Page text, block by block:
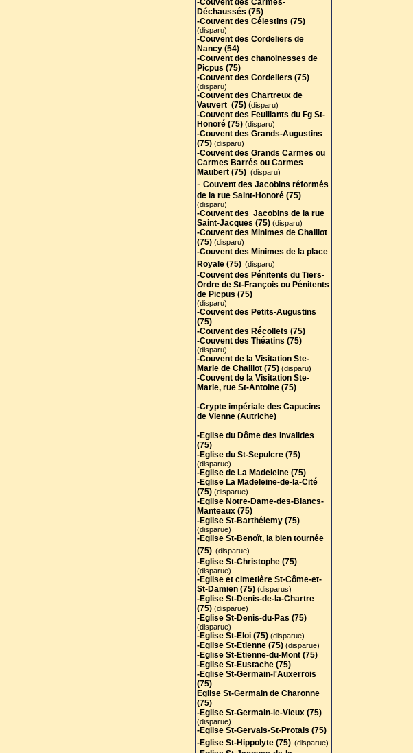
-Couvent des Carmes-
Déchaussés (75)
-Couvent des Célestins (75)
(disparu)
-Couvent des Cordeliers de
Nancy (54)
-Couvent des chanoinesses de
Picpus (75)
-Couvent des Cordeliers (75)
(disparu)
-Couvent des Chartreux de
Vauvert (75) (disparu)
-Couvent des Feuillants du Fg St-
Honoré (75) (disparu)
-Couvent des Grands-Augustins
(75) (disparu)
-Couvent des Grands Carmes ou
Carmes Barrés ou Carmes
Maubert (75) (disparu)
- Couvent des Jacobins réformés
de la rue Saint-Honoré (75)
(disparu)
-Couvent des Jacobins de la rue
Saint-Jacques (75) (disparu)
-Couvent des Minimes de Chaillot
(75) (disparu)
-Couvent des Minimes de la place
Royale (75) (disparu)
-Couvent des Pénitents du Tiers-
Ordre de St-François ou Pénitents
de Picpus (75)
(disparu)
-Couvent des Petits-Augustins
(75)
-Couvent des Récollets (75)
-Couvent des Théatins (75)
(disparu)
-Couvent de la Visitation Ste-
Marie de Chaillot (75)(disparu)
-Couvent de la Visitation Ste-
Marie, rue St-Antoine (75)
-Crypte impériale des Capucins
de Vienne (Autriche)
-Eglise du Dôme des Invalides
(75)
-Eglise du St-Sepulcre (75)
(disparue)
-Eglise de La Madeleine (75)
-Eglise La Madeleine-de-la-Cité
(75) (disparue)
-Eglise Notre-Dame-des-Blancs-
Manteaux (75)
-Eglise St-Barthélemy (75)
(disparue)
-Eglise St-Benoît, la bien tournée
(75) (disparue)
-Eglise St-Christophe (75)
(disparue)
-Eglise et cimetière St-Côme-et-
St-Damien (75) (disparus)
-Eglise St-Denis-de-la-Chartre
(75) (disparue)
-Eglise St-Denis-du-Pas (75)
(disparue)
-Eglise St-Eloi (75)(disparue)
-Eglise St-Etienne (75) (disparue)
-Eglise St-Etienne-du-Mont (75)
-Eglise St-Eustache (75)
-Eglise St-Germain-l'Auxerrois
(75)
Eglise St-Germain de Charonne
(75)
-Eglise St-Germain-le-Vieux (75)
(disparue)
-Eglise St-Gervais-St-Protais (75)
-Eglise St-Hippolyte (75) (disparue)